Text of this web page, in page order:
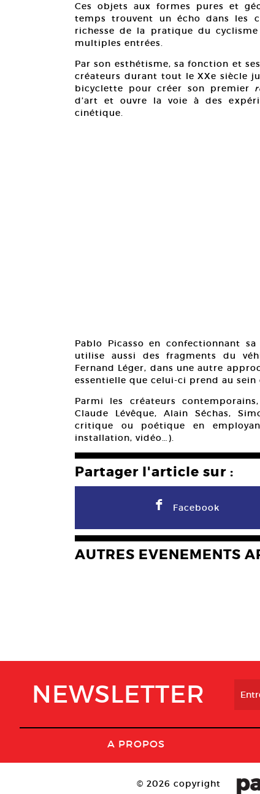
Ces objets aux formes pures et
temps trouvent un écho dans les
richesse de la pratique du
multiples entrées.
Par son esthétisme, sa fonction et
créateurs durant tout le XXe siècle
bicyclette pour créer son premier
d’art et ouvre la voie à des
cinétique.
Pablo Picasso en confectionnant sa
utilise aussi des fragments du
Fernand Léger, dans une autre
essentielle que celui-ci prend au sein
Parmi les créateurs
Claude Lévêque, Alain Séchas,
critique ou poétique en
installation, vidéo…).
Partager l'article sur :
F Facebook
AUTRES EVENEMENTS
NEWSLETTER
A PROPOS
© 2026 copyright